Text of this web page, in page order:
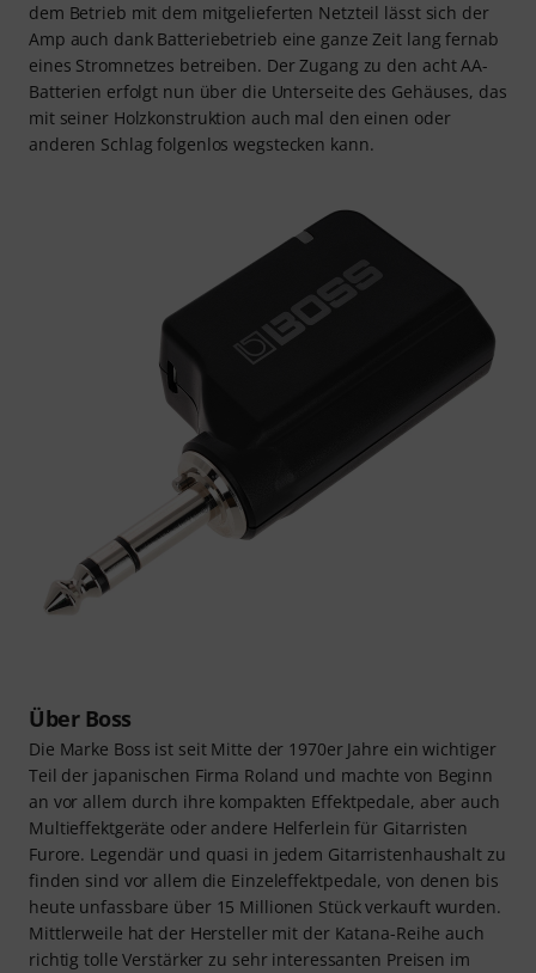
dem Betrieb mit dem mitgelieferten Netzteil lässt sich der
Amp auch dank Batteriebetrieb eine ganze Zeit lang fernab
eines Stromnetzes betreiben. Der Zugang zu den acht AA-
Batterien erfolgt nun über die Unterseite des Gehäuses, das
mit seiner Holzkonstruktion auch mal den einen oder
anderen Schlag folgenlos wegstecken kann.
Über Boss
Die Marke Boss ist seit Mitte der 1970er Jahre ein wichtiger
Teil der japanischen Firma Roland und machte von Beginn
an vor allem durch ihre kompakten Effektpedale, aber auch
Multieffektgeräte oder andere Helferlein für Gitarristen
Furore. Legendär und quasi in jedem Gitarristenhaushalt zu
finden sind vor allem die Einzeleffektpedale, von denen bis
heute unfassbare über 15 Millionen Stück verkauft wurden.
Mittlerweile hat der Hersteller mit der Katana-Reihe auch
richtig tolle Verstärker zu sehr interessanten Preisen im